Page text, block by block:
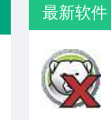
最新软件